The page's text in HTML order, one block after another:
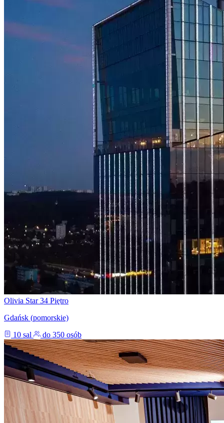
Olivia Star 34 Piętro
Gdańsk (pomorskie)
10 sal
do 350 osób